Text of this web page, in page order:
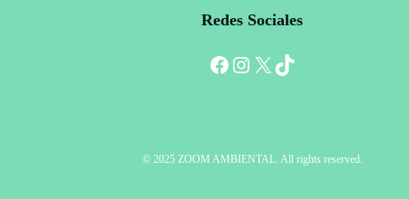
Redes Sociales
Facebook Instagram X TikTok
© 2025 ZOOM AMBIENTAL. All rights reserved.